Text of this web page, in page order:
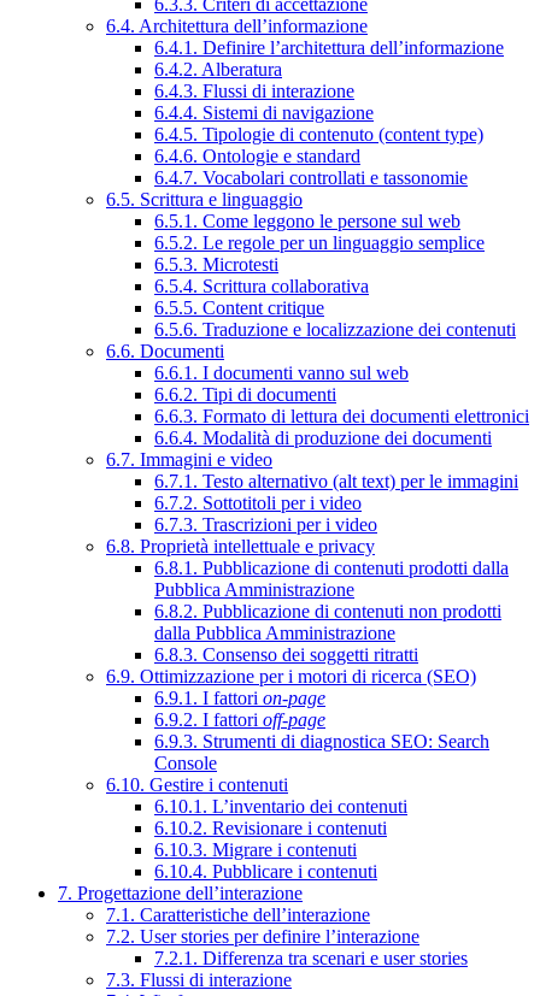
6.4. Architettura dell’informazione
6.4.1. Definire l’architettura dell’informazione
6.4.2. Alberatura
6.4.3. Flussi di interazione
6.4.4. Sistemi di navigazione
6.4.5. Tipologie di contenuto (content type)
6.4.6. Ontologie e standard
6.4.7. Vocabolari controllati e tassonomie
6.5. Scrittura e linguaggio
6.5.1. Come leggono le persone sul web
6.5.2. Le regole per un linguaggio semplice
6.5.3. Microtesti
6.5.4. Scrittura collaborativa
6.5.5. Content critique
6.5.6. Traduzione e localizzazione dei contenuti
6.6. Documenti
6.6.1. I documenti vanno sul web
6.6.2. Tipi di documenti
6.6.3. Formato di lettura dei documenti elettronici
6.6.4. Modalità di produzione dei documenti
6.7. Immagini e video
6.7.1. Testo alternativo (alt text) per le immagini
6.7.2. Sottotitoli per i video
6.7.3. Trascrizioni per i video
6.8. Proprietà intellettuale e privacy
6.8.1. Pubblicazione di contenuti prodotti dalla
Pubblica Amministrazione
6.8.2. Pubblicazione di contenuti non prodotti
dalla Pubblica Amministrazione
6.8.3. Consenso dei soggetti ritratti
6.9. Ottimizzazione per i motori di ricerca (SEO)
6.9.1. I fattori on-page
6.9.2. I fattori off-page
6.9.3. Strumenti di diagnostica SEO: Search
Console
6.10. Gestire i contenuti
6.10.1. L’inventario dei contenuti
6.10.2. Revisionare i contenuti
6.10.3. Migrare i contenuti
6.10.4. Pubblicare i contenuti
7. Progettazione dell’interazione
7.1. Caratteristiche dell’interazione
7.2. User stories per definire l’interazione
7.2.1. Differenza tra scenari e user stories
7.3. Flussi di interazione